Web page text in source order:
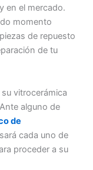
en el mercado.
momento
de repuesto
de tu
vitrocerámica
alguno de
de
cada uno de
proceder a su